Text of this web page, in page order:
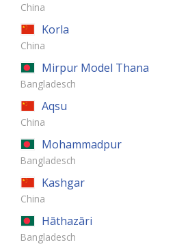
China
Korla
China
Mirpur Model Thana
Bangladesch
Aqsu
China
Mohammadpur
Bangladesch
Kashgar
China
Hāthazāri
Bangladesch